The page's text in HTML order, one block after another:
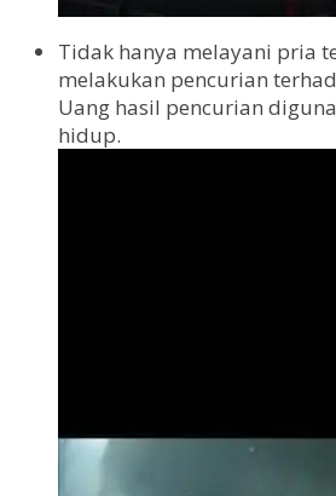
Tidak hanya melayani pria
melakukan pencurian
Uang hasil pencurian
hidup.